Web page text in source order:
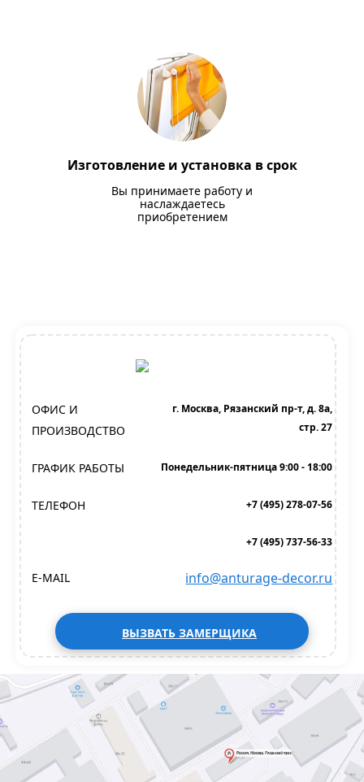
Изготовление и установка в срок
Вы принимаете работу и
наслаждаетесь
приобретением
ОФИС И
ПРОИЗВОДСТВО
г. Москва, Рязанский пр-т, д. 8а,
стр. 27
ГРАФИК РАБОТЫ Понедельник-пятница 9:00 - 18:00
ТЕЛЕФОН +7 (495) 278-07-56
+7 (495) 737-56-33
E-MAIL info@anturage-decor.ru
ВЫЗВАТЬ ЗАМЕРЩИКА